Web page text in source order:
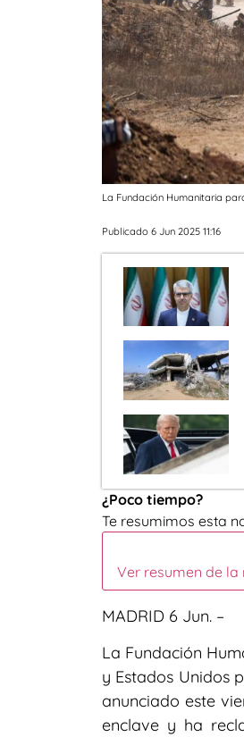
La Fundación Humanitaria
Publicado 6 Jun 2025 11:16
¿Poco tiempo?
Te resumimos esta
Ver resumen de la
MADRID 6 Jun. –
La Fundación
y Estados Unidos
anunciado este
enclave y ha